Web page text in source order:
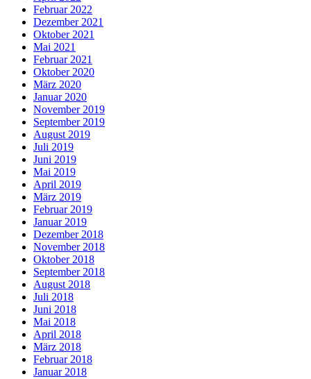
Februar 2022
Dezember 2021
Oktober 2021
Mai 2021
Februar 2021
Oktober 2020
März 2020
Januar 2020
November 2019
September 2019
August 2019
Juli 2019
Juni 2019
Mai 2019
April 2019
März 2019
Februar 2019
Januar 2019
Dezember 2018
November 2018
Oktober 2018
September 2018
August 2018
Juli 2018
Juni 2018
Mai 2018
April 2018
März 2018
Februar 2018
Januar 2018